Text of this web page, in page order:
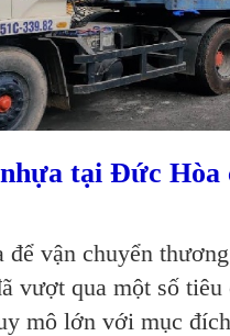
tại Đức
để vận chuyển
vượt qua một số
mô lớn với mục